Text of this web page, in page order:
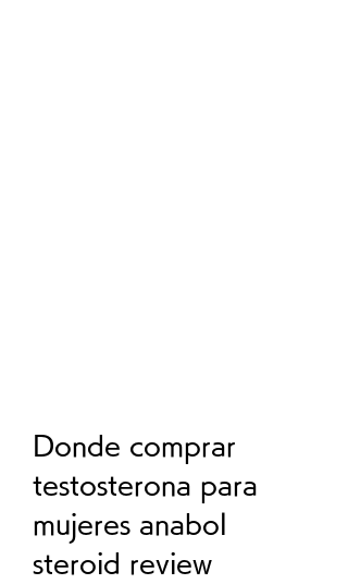
Donde comprar
testosterona para
mujeres anabol
steroid review